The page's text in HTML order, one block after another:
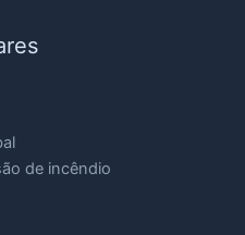
de incêndio